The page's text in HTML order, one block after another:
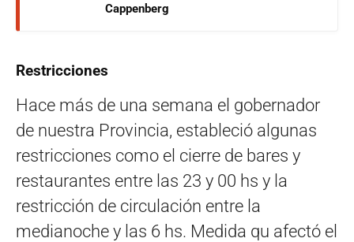
Cappenberg
Restricciones
Hace más de una semana el gobernador
de nuestra Provincia, estableció algunas
restricciones como el cierre de bares y
restaurantes entre las 23 y 00 hs y la
restricción de circulación entre la
medianoche y las 6 hs. Medida qu afectó el